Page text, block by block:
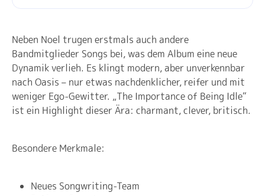
Neben Noel trugen erstmals auch andere
Bandmitglieder Songs bei, was dem Album eine neue
Dynamik verlieh. Es klingt modern, aber unverkennbar
nach Oasis – nur etwas nachdenklicher, reifer und mit
weniger Ego-Gewitter. „The Importance of Being Idle“
ist ein Highlight dieser Ära: charmant, clever, britisch.
Besondere Merkmale:
Neues Songwriting-Team